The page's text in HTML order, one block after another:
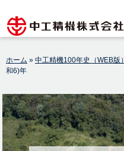
content
メーカー
ホーム » 中工精機100年史（WEB版）
和6)年